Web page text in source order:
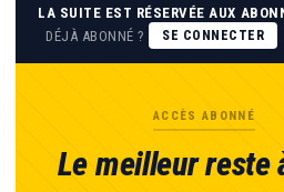
LA SUITE EST RÉSERVÉE AUX
DÉJÀ ABONNÉ ?
SE CONNECTER
ACCÈS ABONNÉ
Le meilleur reste